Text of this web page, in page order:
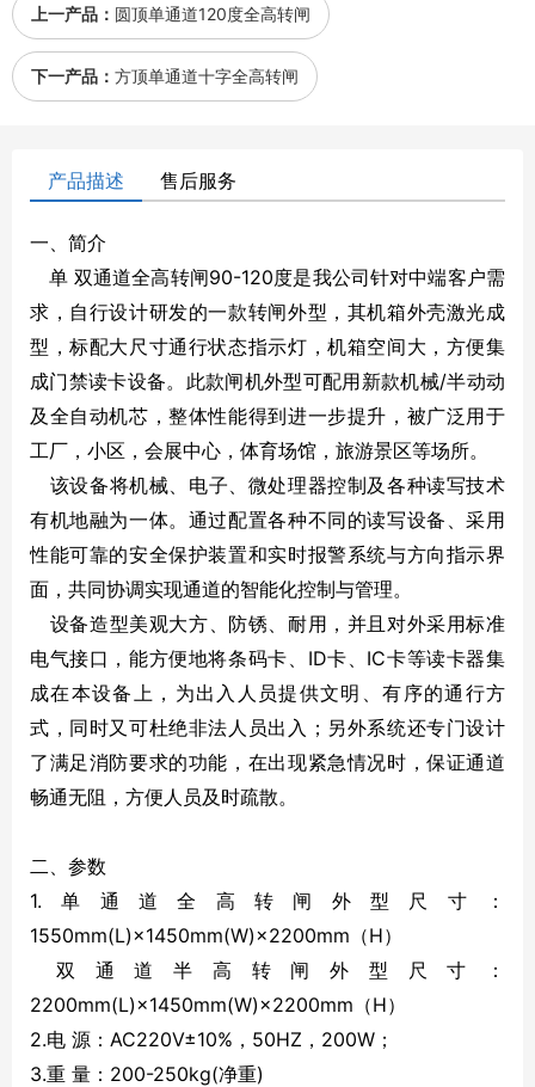
上一产品： 圆顶单通道120度全高转闸
下一产品： 方顶单通道十字全高转闸
产品描述 售后服务
一、简介
单 双通道全高转闸90-120度是我公司针对中端客户需
求，自行设计研发的一款转闸外型，其机箱外壳激光成
型，标配大尺寸通行状态指示灯，机箱空间大，方便集
成门禁读卡设备。此款闸机外型可配用新款机械/半动动
及全自动机芯，整体性能得到进一步提升，被广泛用于
工厂，小区，会展中心，体育场馆，旅游景区等场所。
该设备将机械、电子、微处理器控制及各种读写技术
有机地融为一体。通过配置各种不同的读写设备、采用
性能可靠的安全保护装置和实时报警系统与方向指示界
面，共同协调实现通道的智能化控制与管理。
设备造型美观大方、防锈、耐用，并且对外采用标准
电气接口，能方便地将条码卡、ID卡、IC卡等读卡器集
成在本设备上，为出入人员提供文明、有序的通行方
式，同时又可杜绝非法人员出入；另外系统还专门设计
了满足消防要求的功能，在出现紧急情况时，保证通道
畅通无阻，方便人员及时疏散。
二、参数
1.单通道全高转闸外型尺寸：
1550mm(L)×1450mm(W)×2200mm（H）
双通道半高转闸外型尺寸：
2200mm(L)×1450mm(W)×2200mm（H）
2.电 源：AC220V±10%，50HZ，200W；
3.重 量：200-250kg(净重)